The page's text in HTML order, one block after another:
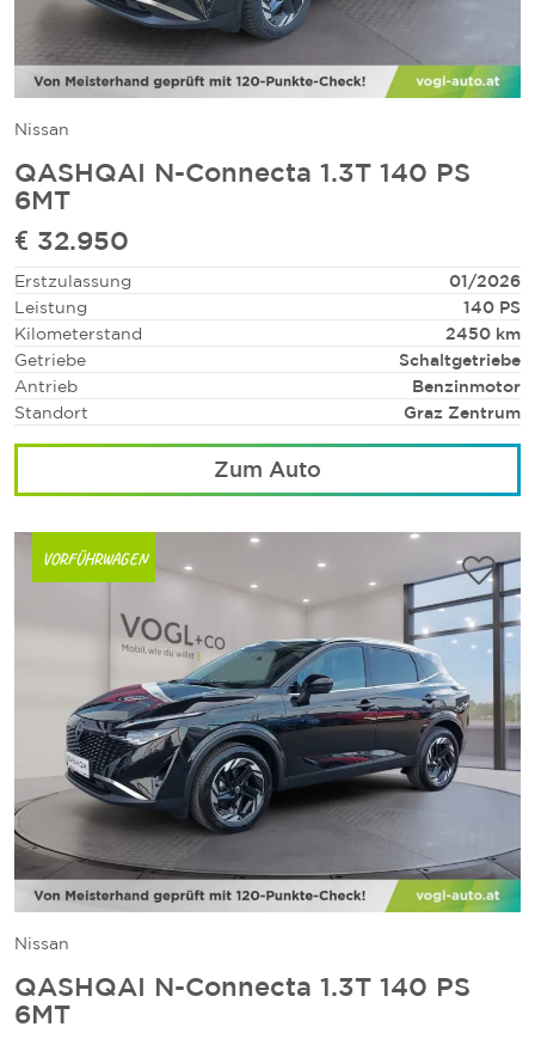
Nissan
QASHQAI N-Connecta 1.3T 140 PS
6MT
€ 32.950
Erstzulassung
01/2026
Leistung
140 PS
Kilometerstand
2450 km
Getriebe
Schaltgetriebe
Antrieb
Benzinmotor
Standort
Graz Zentrum
Zum Auto
VORFÜHRWAGEN
Nissan
QASHQAI N-Connecta 1.3T 140 PS
6MT